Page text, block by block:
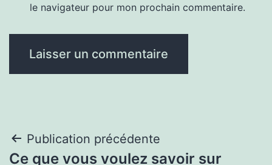
le navigateur pour mon prochain commentaire.
Navigation
Publication précédente
Ce que vous voulez savoir sur